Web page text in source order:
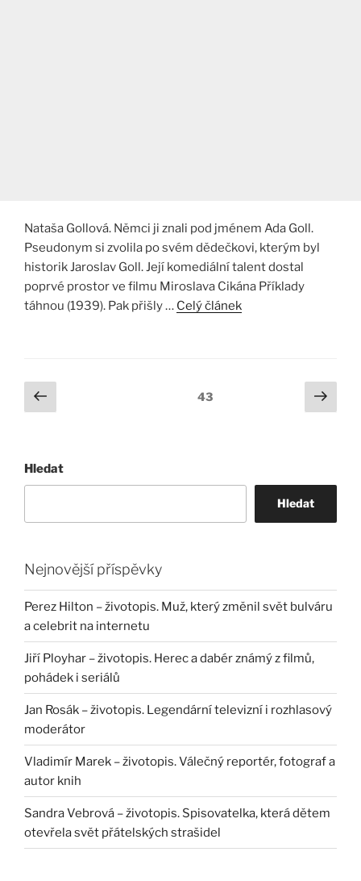
Nataša Gollová. Němci ji znali pod jménem Ada Goll.
Pseudonym si zvolila po svém dědečkovi, kterým byl
historik Jaroslav Goll. Její komediální talent dostal
poprvé prostor ve filmu Miroslava Cikána Příklady
táhnou (1939). Pak přišly … Celý článek
Stránkování
příspěvků
Předchozí
stránka
Stránka:43
Další
Hledat
Hledat
Nejnovější příspěvky
Perez Hilton – životopis. Muž, který změnil svět bulváru
a celebrit na internetu
Jiří Ployhar – životopis. Herec a dabér známý z filmů,
pohádek i seriálů
Jan Rosák – životopis. Legendární televizní i rozhlasový
moderátor
Vladimír Marek – životopis. Válečný reportér, fotograf a
autor knih
Sandra Vebrová – životopis. Spisovatelka, která dětem
otevřela svět přátelských strašidel